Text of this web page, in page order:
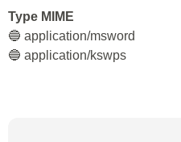
Type MIME
🔵 application/msword
🔵 application/kswps